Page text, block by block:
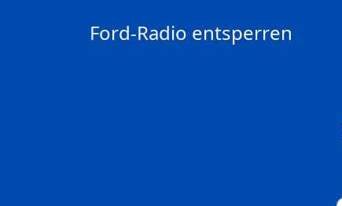
Ford-Radio entsperren